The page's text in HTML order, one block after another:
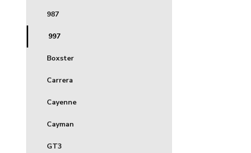
987
997
Boxster
Carrera
Cayenne
Cayman
GT3